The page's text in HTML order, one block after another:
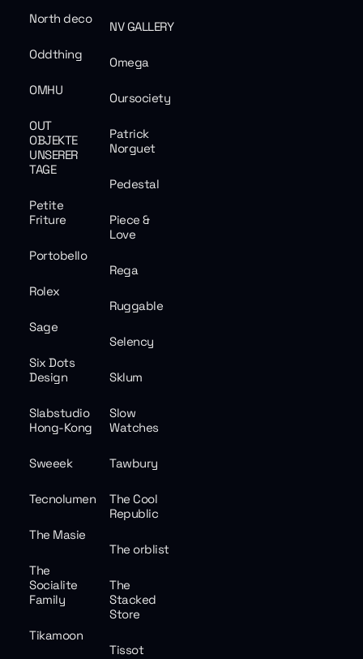
North deco
NV GALLERY
Oddthing
Omega
OMHU
Oursociety
OUT
OBJEKTE
UNSERER
TAGE
Patrick
Norguet
Pedestal
Petite
Friture
Piece &
Love
Portobello
Rega
Rolex
Ruggable
Sage
Selency
Six Dots
Design
Sklum
Slabstudio
Hong-Kong
Slow
Watches
Sweeek Tawbury
Tecnolumen
The Cool
Republic
The Masie
The orblist
The
Socialite
Family
The
Stacked
Store
Tikamoon
Tissot